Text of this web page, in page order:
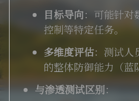
目标导向：可能针对
控制等特定任务。
多维度评估：测试人
的整体防御能力（蓝
与渗透测试区别：